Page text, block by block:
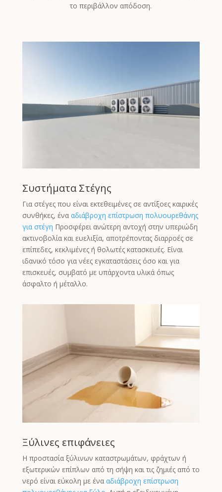
το περιβάλλον απόδοση.
Συστήματα Στέγης
Για στέγες που είναι εκτεθειμένες σε αντίξοες καιρικές
συνθήκες, ένα αδιάβροχη επίστρωση πολυουρεθάνης
για στέγη Προσφέρει ανώτερη αντοχή στην υπεριώδη
ακτινοβολία και ευελιξία, αποτρέποντας διαρροές σε
επίπεδες, κεκλιμένες ή θολωτές κατασκευές. Είναι
ιδανικό τόσο για νέες εγκαταστάσεις όσο και για
επισκευές, συμβατό με υπάρχοντα υλικά όπως
άσφαλτο ή μέταλλο.
Ξύλινες επιφάνειες
Η προστασία ξύλινων καταστρωμάτων, φράχτων ή
εξωτερικών επίπλων από τη σήψη και τις ζημιές από το
νερό είναι εύκολη με ένα αδιάβροχη επίστρωση